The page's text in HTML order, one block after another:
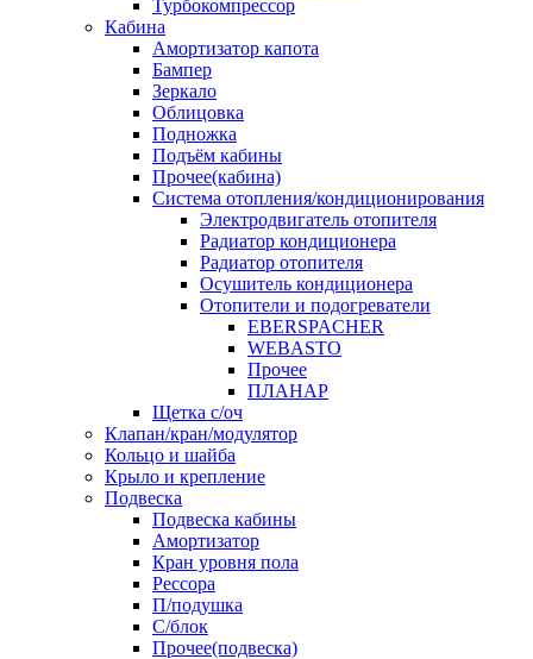
Турбокомпрессор
Кабина
Амортизатор капота
Бампер
Зеркало
Облицовка
Подножка
Подъём кабины
Прочее(кабина)
Система отопления/кондиционирования
Электродвигатель отопителя
Радиатор кондиционера
Радиатор отопителя
Осушитель кондиционера
Отопители и подогреватели
EBERSPACHER
WEBASTO
Прочее
ПЛАНАР
Щетка с/оч
Клапан/кран/модулятор
Кольцо и шайба
Крыло и крепление
Подвеска
Подвеска кабины
Амортизатор
Кран уровня пола
Рессора
П/подушка
С/блок
Прочее(подвеска)